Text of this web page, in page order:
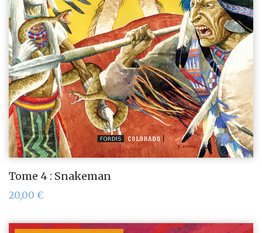
Tome 4 : Snakeman
20,00 €